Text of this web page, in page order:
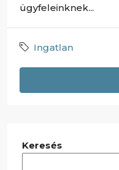
ügyfeleinknek...
Ingatlan
Keresés